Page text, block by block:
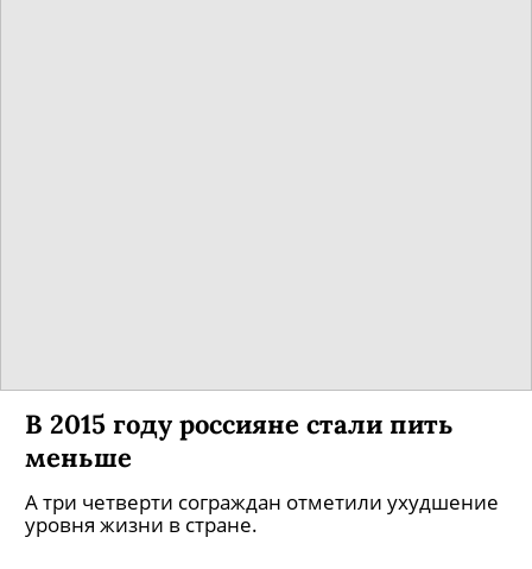
В 2015 году россияне стали пить
меньше
А три четверти сограждан отметили ухудшение
уровня жизни в стране.